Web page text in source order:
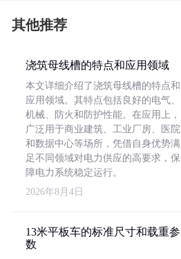
其他推荐
浇筑母线槽的特点和应用领域
本文详细介绍了浇筑母线槽的特点和
应用领域。其特点包括良好的电气、
机械、防火和防护性能。在应用上，
广泛用于商业建筑、工业厂房、医院
和数据中心等场所，凭借自身优势满
足不同领域对电力供应的高要求，保
障电力系统稳定运行。
2026年8月4日
13米平板车的标准尺寸和载重参
数